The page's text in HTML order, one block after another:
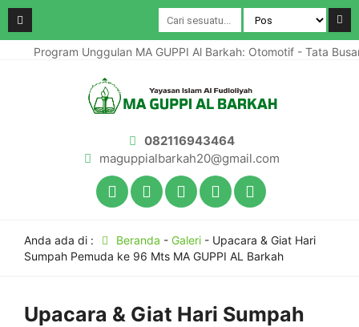
Program Unggulan MA GUPPI Al Barkah: Otomotif - Tata
082116943464
maguppialbarkah20@gmail.com
Anda ada di : Beranda - Galeri- Upacara & Giat Hari
Sumpah Pemuda ke 96 Mts MA GUPPI AL Barkah
Upacara & Giat Hari Sumpah